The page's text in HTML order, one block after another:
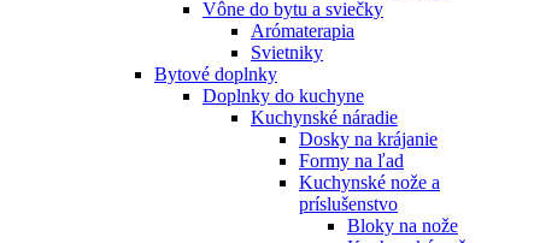
Vône do bytu a sviečky
Arómaterapia
Svietniky
Bytové doplnky
Doplnky do kuchyne
Kuchynské náradie
Dosky na krájanie
Formy na ľad
Kuchynské nože a
príslušenstvo
Bloky na nože